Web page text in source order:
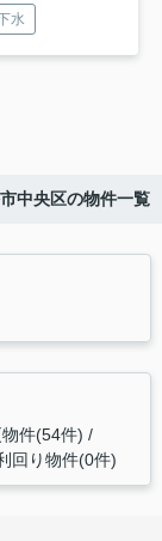
水
中央区の物件一覧
件(54件)
回り物件(0件)